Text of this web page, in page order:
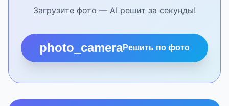
Загрузите фото — AI решит за секунды!
photo_cameraРешить по фото